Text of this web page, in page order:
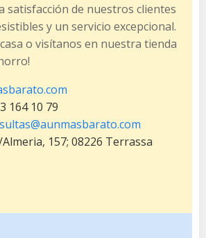
satisfacción de nuestros clientes
y un servicio excepcional.
o visítanos en nuestra tienda
164 10 79
157; 08226 Terrassa